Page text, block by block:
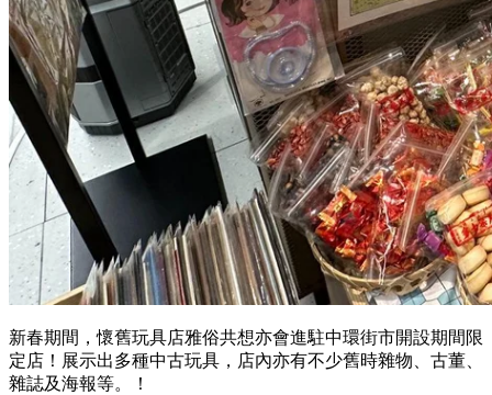
新春期間，懷舊玩具店雅俗共想亦會進駐中環街市開設期間限
定店！展示出多種中古玩具，店內亦有不少舊時雜物、古董、
雜誌及海報等。！